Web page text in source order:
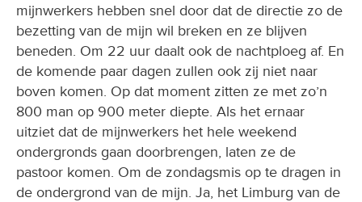
mijnwerkers hebben snel door dat de directie zo de
bezetting van de mijn wil breken en ze blijven
beneden. Om 22 uur daalt ook de nachtploeg af. En
de komende paar dagen zullen ook zij niet naar
boven komen. Op dat moment zitten ze met zo’n
800 man op 900 meter diepte. Als het ernaar
uitziet dat de mijnwerkers het hele weekend
ondergronds gaan doorbrengen, laten ze de
pastoor komen. Om de zondagsmis op te dragen in
de ondergrond van de mijn. Ja, het Limburg van de